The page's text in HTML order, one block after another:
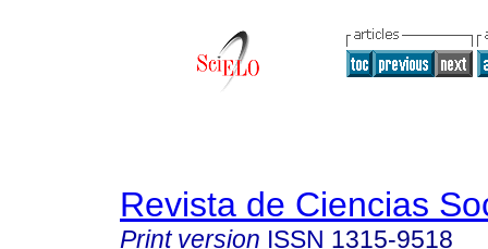
Revista de Ciencias
Print version ISSN 1315-9518